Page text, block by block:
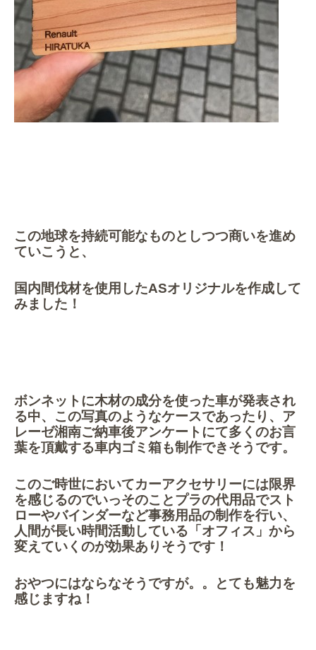
この地球を持続可能なものとしつつ商いを進め
ていこうと、
国内間伐材を使用したASオリジナルを作成して
みました！
ボンネットに木材の成分を使った車が発表され
る中、この写真のようなケースであったり、ア
レーゼ湘南ご納車後アンケートにて多くのお言
葉を頂戴する車内ゴミ箱も制作できそうです。
このご時世においてカーアクセサリーには限界
を感じるのでいっそのことプラの代用品でスト
ローやバインダーなど事務用品の制作を行い、
人間が長い時間活動している「オフィス」から
変えていくのが効果ありそうです！
おやつにはならなそうですが。。とても魅力を
感じますね！